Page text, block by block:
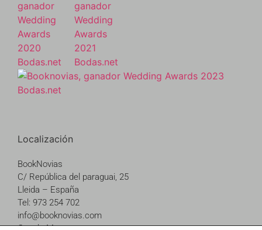
Localización
BookNovias
C/ República del paraguai, 25
Lleida – España
Tel: 973 254 702
info@booknovias.com